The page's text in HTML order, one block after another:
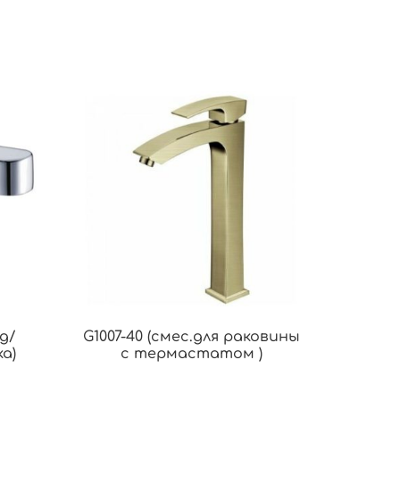
G1007-40 (смес.для раковины
с термастатом )